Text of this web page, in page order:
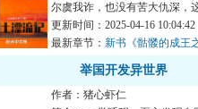
尔虞我诈，也没有苦大仇深，
工人穿遇到废土...
更新时间：2025-04-16 10:04:42
最新章节： 新书《骷髅的成王
举国开发异世界
作者：猪心虾仁